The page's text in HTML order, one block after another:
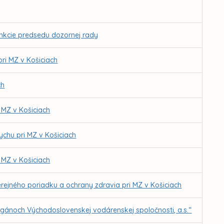
predsedu dozornej rady
MZ v Košiciach
v Košiciach
pri MZ v Košiciach
v Košiciach
poriadku a ochrany zdravia pri MZ v Košiciach
Východoslovenskej vodárenskej spoločnosti, a.s.“